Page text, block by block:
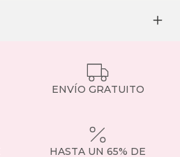
ENVÍO GRATUITO
HASTA UN 65% DE